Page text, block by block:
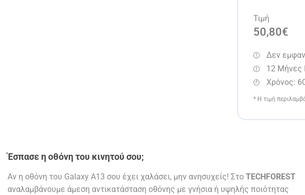
Τιμή
50,80€
Δεν
12 Μήνες
Χρόνος:
* Η τιμή
Έσπασε η οθόνη του κινητού σου;
Αν η οθόνη του Galaxy A13 σου έχει χαλάσει, μην ανησυχείς! Στο TECHFOREST
αναλαμβάνουμε άμεση αντικατάσταση οθόνης με γνήσια ή υψηλής ποιότητας